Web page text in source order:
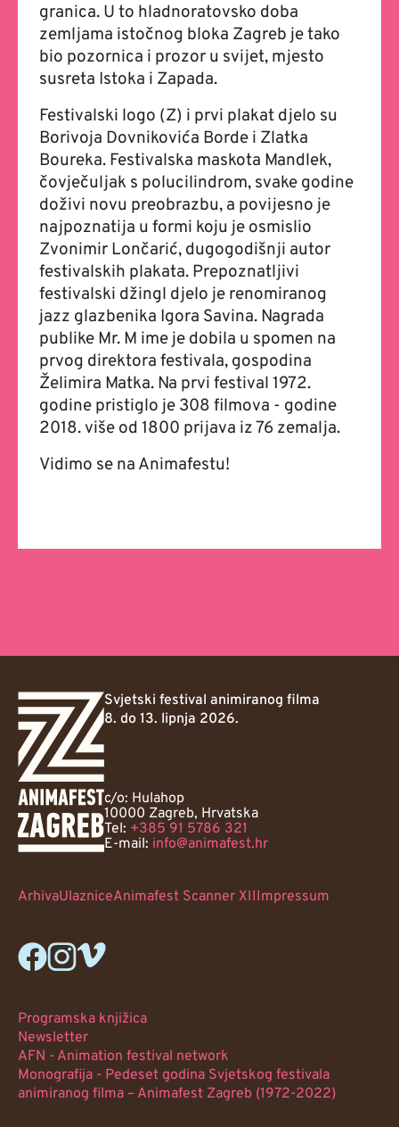
granica. U to hladnoratovsko doba
zemljama istočnog bloka Zagreb je tako
bio pozornica i prozor u svijet, mjesto
susreta Istoka i Zapada.
Festivalski logo (Z) i prvi plakat djelo su
Borivoja Dovnikovića Borde i Zlatka
Boureka. Festivalska maskota Mandlek,
čovječuljak s polucilindrom, svake godine
doživi novu preobrazbu, a povijesno je
najpoznatija u formi koju je osmislio
Zvonimir Lončarić, dugogodišnji autor
festivalskih plakata. Prepoznatljivi
festivalski džingl djelo je renomiranog
jazz glazbenika Igora Savina. Nagrada
publike Mr. M ime je dobila u spomen na
prvog direktora festivala, gospodina
Želimira Matka. Na prvi festival 1972.
godine pristiglo je 308 filmova - godine
2018. više od 1800 prijava iz 76 zemalja.
Vidimo se na Animafestu!
Svjetski festival animiranog filma
8. do 13. lipnja 2026.
c/o: Hulahop
10000 Zagreb, Hrvatska
Tel: +385 91 5786 321
E-mail: info@animafest.hr
ArhivaUlazniceAnimafest Scanner XIIImpressum
Programska knjižica
Newsletter
AFN - Animation festival network
Monografija - Pedeset godina Svjetskog festivala
animiranog filma – Animafest Zagreb (1972-2022)